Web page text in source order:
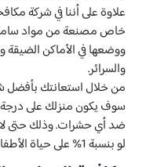
علاوة على أننا في شركة
خاص مصنعة من مواد سامة
ووضعها في الأماكن الضيقة
والسرائر.
من خلال استعانتك بأفضل
سوف يكون منزلك على درجة
ضد أي حشرات. وذلك حتى
لو بنسبة 1% على حياة الأطفال وأفراد المنزل.